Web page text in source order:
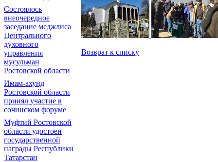
Состоялось
внеочередное
заседание меджлиса
Центрального
духовного
управления
мусульман
Ростовской области
Имам-ахунд
Ростовской области
принял участие в
сочинском форуме
Муфтий Ростовской
области удостоен
государственной
награды Республики
Татарстан
Возврат к списку